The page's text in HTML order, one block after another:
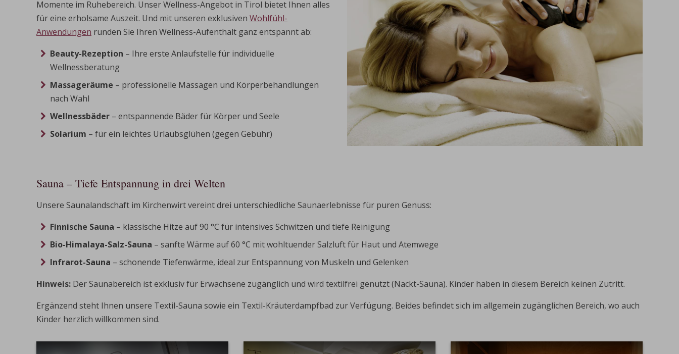
Momente im Ruhebereich. Unser Wellness-Angebot in Tirol bietet Ihnen alles
für eine erholsame Auszeit. Und mit unseren exklusiven Wohlfühl-
Anwendungen runden Sie Ihren Wellness-Aufenthalt ganz entspannt ab:
Beauty-Rezeption – Ihre erste Anlaufstelle für individuelle
Wellnessberatung
Massageräume – professionelle Massagen und Körperbehandlungen
nach Wahl
Wellnessbäder – entspannende Bäder für Körper und Seele
Solarium – für ein leichtes Urlaubsglühen (gegen Gebühr)
Sauna – Tiefe Entspannung in drei Welten
Unsere Saunalandschaft im Kirchenwirt vereint drei unterschiedliche Saunaerlebnisse für puren Genuss:
Finnische Sauna – klassische Hitze auf 90 °C für intensives Schwitzen und tiefe Reinigung
Bio-Himalaya-Salz-Sauna – sanfte Wärme auf 60 °C mit wohltuender Salzluft für Haut und Atemwege
Infrarot-Sauna – schonende Tiefenwärme, ideal zur Entspannung von Muskeln und Gelenken
Hinweis: Der Saunabereich ist exklusiv für Erwachsene zugänglich und wird textilfrei genutzt (Nackt-Sauna). Kinder haben in diesem Bereich keinen Zutritt.
Ergänzend steht Ihnen unsere Textil-Sauna sowie ein Textil-Kräuterdampfbad zur Verfügung. Beides befindet sich im allgemein zugänglichen Bereich, wo auch
Kinder herzlich willkommen sind.